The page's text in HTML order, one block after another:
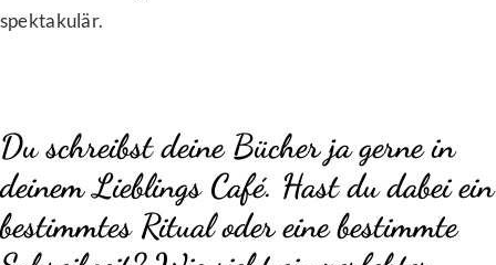
spektakulär.
Du schreibst deine Bücher ja gerne in
deinem Lieblings Café. Hast du dabei ein
bestimmtes Ritual oder eine bestimmte